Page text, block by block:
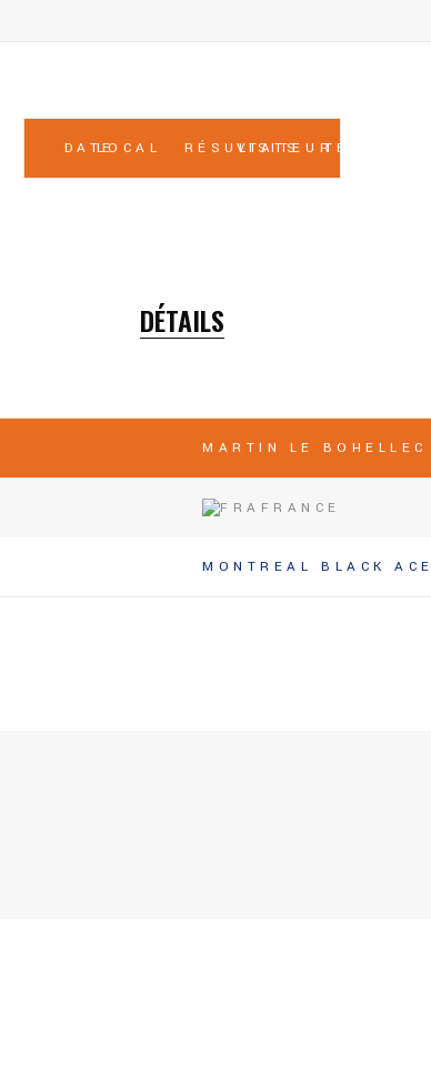
DATELOCAL RÉSULTATS
VISITEURTEMPS
DÉTAILS
MARTIN LE BOHELLEC
FRANCE
MONTREAL BLACK